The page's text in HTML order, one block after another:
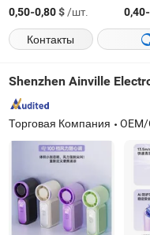
0,50-0,80$/шт. 0,40-
Контакты
Shenzhen Ainville
Торговая Компания